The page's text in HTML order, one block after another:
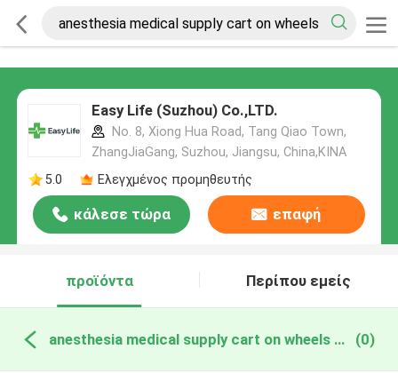
Easy Life (Suzhou) Co.,LTD.
No. 8, Xiong Hua Road, Tang Qiao Town,
ZhangJiaGang, Suzhou, Jiangsu, China,ΚΙΝΑ
5.0
Ελεγχμένος προμηθευτής
κάλεσε τώρα επαφή
προϊόντα Περίπου εμείς
anesthesia medical supply cart on wheels διαδικτυακή κατασκευή (0)